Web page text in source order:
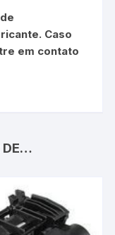
Caso
em contato
DE…